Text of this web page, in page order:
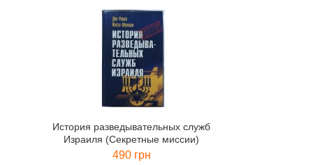
История разведывательных служб
Израиля (Секретные миссии)
490 грн